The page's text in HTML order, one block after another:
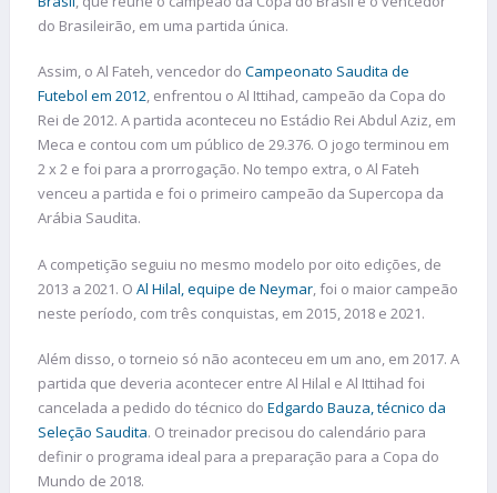
do Brasileirão, em uma partida única.
Assim, o Al Fateh, vencedor do Campeonato Saudita de
Futebol em 2012, enfrentou o Al Ittihad, campeão da Copa do
Rei de 2012. A partida aconteceu no Estádio Rei Abdul Aziz, em
Meca e contou com um público de 29.376. O jogo terminou em
2 x 2 e foi para a prorrogação. No tempo extra, o Al Fateh
venceu a partida e foi o primeiro campeão da Supercopa da
Arábia Saudita.
A competição seguiu no mesmo modelo por oito edições, de
2013 a 2021. O Al Hilal, equipe de Neymar, foi o maior campeão
neste período, com três conquistas, em 2015, 2018 e 2021.
Além disso, o torneio só não aconteceu em um ano, em 2017. A
partida que deveria acontecer entre Al Hilal e Al Ittihad foi
cancelada a pedido do técnico do Edgardo Bauza, técnico da
Seleção Saudita. O treinador precisou do calendário para
definir o programa ideal para a preparação para a Copa do
Mundo de 2018.